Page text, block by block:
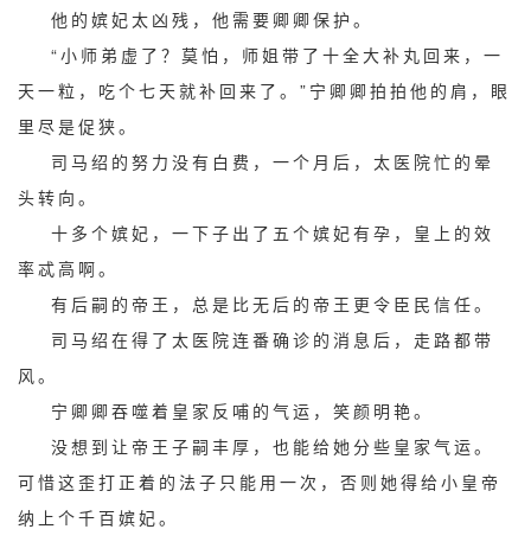
他的嫔妃太凶残，他需要卿卿保护。
“小师弟虚了？莫怕，师姐带了十全大补丸回来，一
天一粒，吃个七天就补回来了。”宁卿卿拍拍他的肩，眼
里尽是促狭。
司马绍的努力没有白费，一个月后，太医院忙的晕
头转向。
十多个嫔妃，一下子出了五个嫔妃有孕，皇上的效
率忒高啊。
有后嗣的帝王，总是比无后的帝王更令臣民信任。
司马绍在得了太医院连番确诊的消息后，走路都带
风。
宁卿卿吞噬着皇家反哺的气运，笑颜明艳。
没想到让帝王子嗣丰厚，也能给她分些皇家气运。
可惜这歪打正着的法子只能用一次，否则她得给小皇帝
纳上个千百嫔妃。